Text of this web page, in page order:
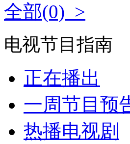
全部(0) >
电视节目指南
正在播出
一周节目预
热播电视剧